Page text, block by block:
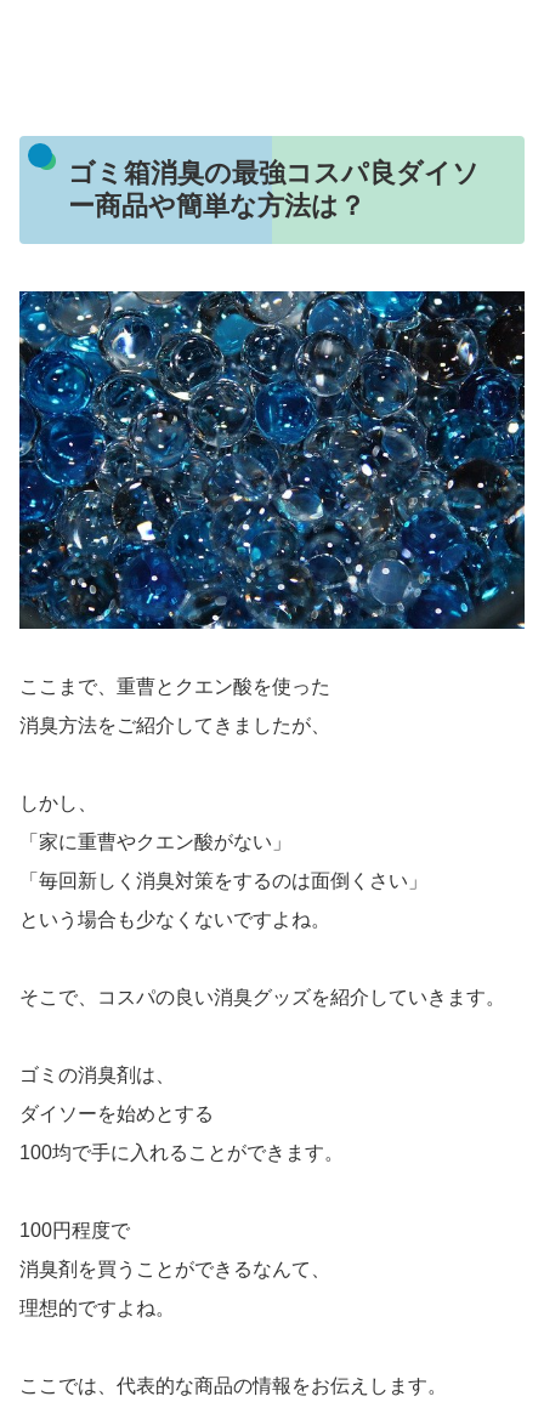
ゴミ箱消臭の最強コスパ良ダイソ
ー商品や簡単な方法は？
ここまで、重曹とクエン酸を使った
消臭方法をご紹介してきましたが、
しかし、
「家に重曹やクエン酸がない」
「毎回新しく消臭対策をするのは面倒くさい」
という場合も少なくないですよね。
そこで、コスパの良い消臭グッズを紹介していきます。
ゴミの消臭剤は、
ダイソーを始めとする
100均で手に入れることができます。
100円程度で
消臭剤を買うことができるなんて、
理想的ですよね。
ここでは、代表的な商品の情報をお伝えします。